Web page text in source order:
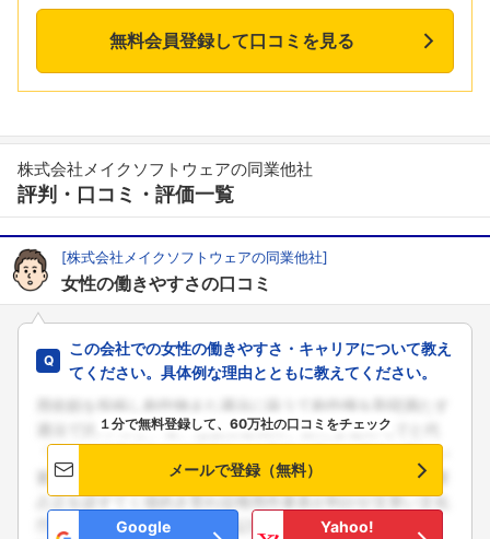
無料会員登録して口コミを見る
株式会社メイクソフトウェアの同業他社
評判・口コミ・評価一覧
[株式会社メイクソフトウェアの同業他社]
女性の働きやすさの口コミ
この会社での女性の働きやすさ・キャリアについて教え
てください。具体例な理由とともに教えてください。
１分で無料登録して、60万社の口コミをチェック
メールで登録（無料）
Google
Yahoo!